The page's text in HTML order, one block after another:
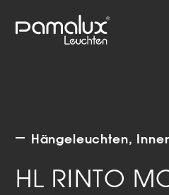
Hängeleuchten
HL RINTO